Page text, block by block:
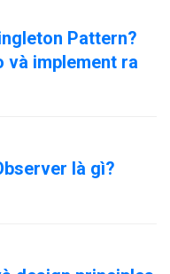
Pattern?
và implement ra
là gì?